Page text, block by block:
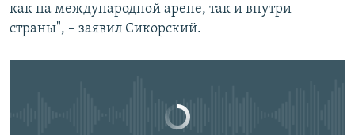
как на международной арене, так и внутри
страны", – заявил Сикорский.
No media source currently available